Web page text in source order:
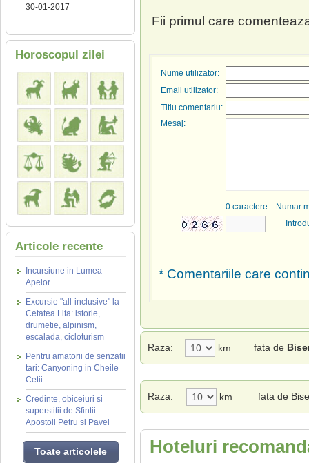
30-01-2017
Horoscopul zilei
Articole recente
Incursiune in Lumea
Apelor
Excursie "all-inclusive" la
Cetatea Lita: istorie,
drumetie, alpinism,
escalada, cicloturism
Pentru amatorii de senzatii
tari: Canyoning in Cheile
Cetii
Credinte, obiceiuri si
superstitii de Sfintii
Apostoli Petru si Pavel
Toate articolele
Fii primul care
Nume utilizator:
Email utilizator:
Titlu comentariu:
Mesaj:
0 caractere :: Numar
* Comentariile care
Raza: km fata de
Raza: km fata de
Hoteluri